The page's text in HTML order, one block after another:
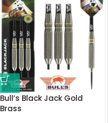
Bull’s Black Jack Gold
Brass